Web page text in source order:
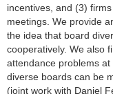
Forschung
Seminar
incentives, and (3)
meetings. We provide
the idea that board
cooperatively. We also
attendance problems
diverse boards can be
(joint work with Daniel